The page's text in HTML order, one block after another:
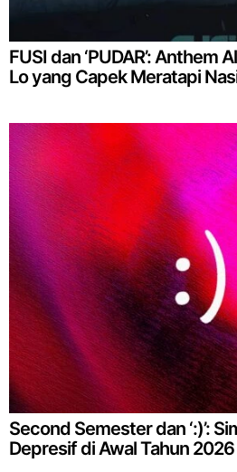
FUSI dan ‘PUDAR’: Anthem
Lo yang Capek Meratapi
Second Semester dan ‘:)’:
Depresif di Awal Tahun 2026